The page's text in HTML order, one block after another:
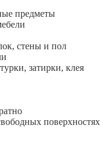
предметы
стены и пол
затирки, клея
поверхностях